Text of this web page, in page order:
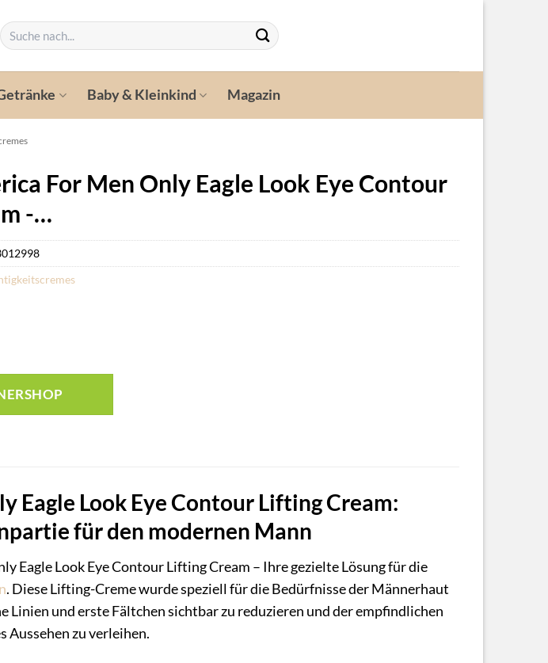
Suchen
nach:
Baby & Kleinkind Magazin
For Men Only Eagle Look Eye Contour
-…
Eagle Look Eye Contour Lifting Cream:
für den modernen Mann
Eagle Look Eye Contour Lifting Cream – Ihre gezielte Lösung für die
. Diese Lifting-Creme wurde speziell für die Bedürfnisse der Männerhaut
Linien und erste Fältchen sichtbar zu reduzieren und der empfindlichen
zu verleihen.